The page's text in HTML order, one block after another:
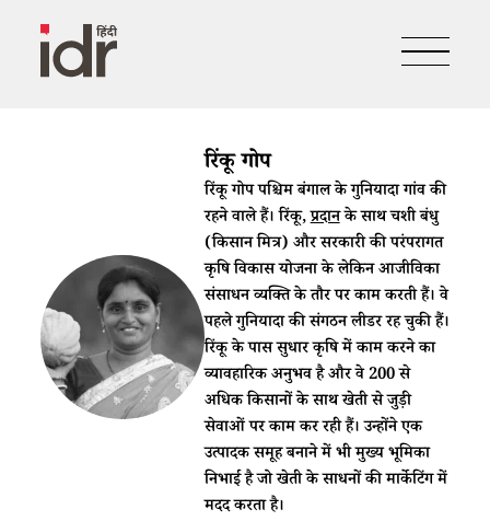
रिंकू गोप
रिंकू गोप पश्चिम बंगाल के गुनियादा गांव की
रहने वाले हैं। रिंकू,प्रदानके साथ चशी बंधु
(किसान मित्र) और सरकारी की परंपरागत
कृषि विकास योजना के लेकिन आजीविका
संसाधन व्यक्ति के तौर पर काम करती हैं। वे
पहले गुनियादा की संगठन लीडर रह चुकी हैं।
रिंकू के पास सुधार कृषि में काम करने का
व्यावहारिक अनुभव है और वे 200 से
अधिक किसानों के साथ खेती से जुड़ी
सेवाओं पर काम कर रही हैं। उन्होंने एक
उत्पादक समूह बनाने में भी मुख्य भूमिका
निभाई है जो खेती के साधनों की मार्केटिंग में
मदद करता है।